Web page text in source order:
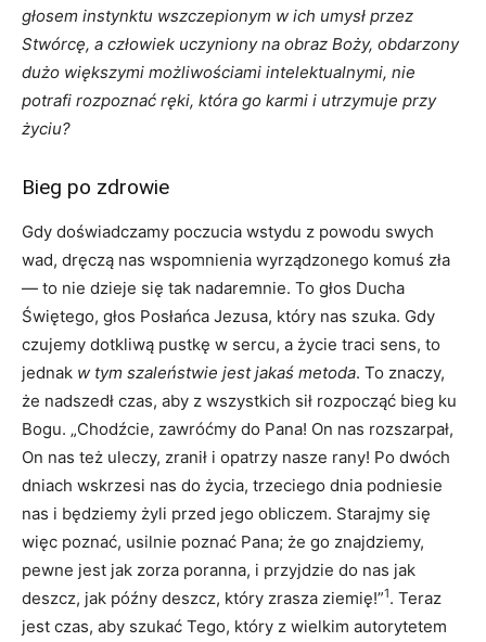
głosem instynktu wszczepionym w ich umysł przez
Stwórcę, a człowiek uczyniony na obraz Boży, obdarzony
dużo większymi możliwościami intelektualnymi, nie
potrafi rozpoznać ręki, która go karmi i utrzymuje przy
życiu?
Bieg po zdrowie
Gdy doświadczamy poczucia wstydu z powodu swych
wad, dręczą nas wspomnienia wyrządzonego komuś zła
— to nie dzieje się tak nadaremnie. To głos Ducha
Świętego, głos Posłańca Jezusa, który nas szuka. Gdy
czujemy dotkliwą pustkę w sercu, a życie traci sens, to
jednak w tym szaleństwie jest jakaś metoda. To znaczy,
że nadszedł czas, aby z wszystkich sił rozpocząć bieg ku
Bogu. „Chodźcie, zawróćmy do Pana! On nas rozszarpał,
On nas też uleczy, zranił i opatrzy nasze rany! Po dwóch
dniach wskrzesi nas do życia, trzeciego dnia podniesie
nas i będziemy żyli przed jego obliczem. Starajmy się
więc poznać, usilnie poznać Pana; że go znajdziemy,
pewne jest jak zorza poranna, i przyjdzie do nas jak
deszcz, jak późny deszcz, który zrasza ziemię!”1. Teraz
jest czas, aby szukać Tego, który z wielkim autorytetem